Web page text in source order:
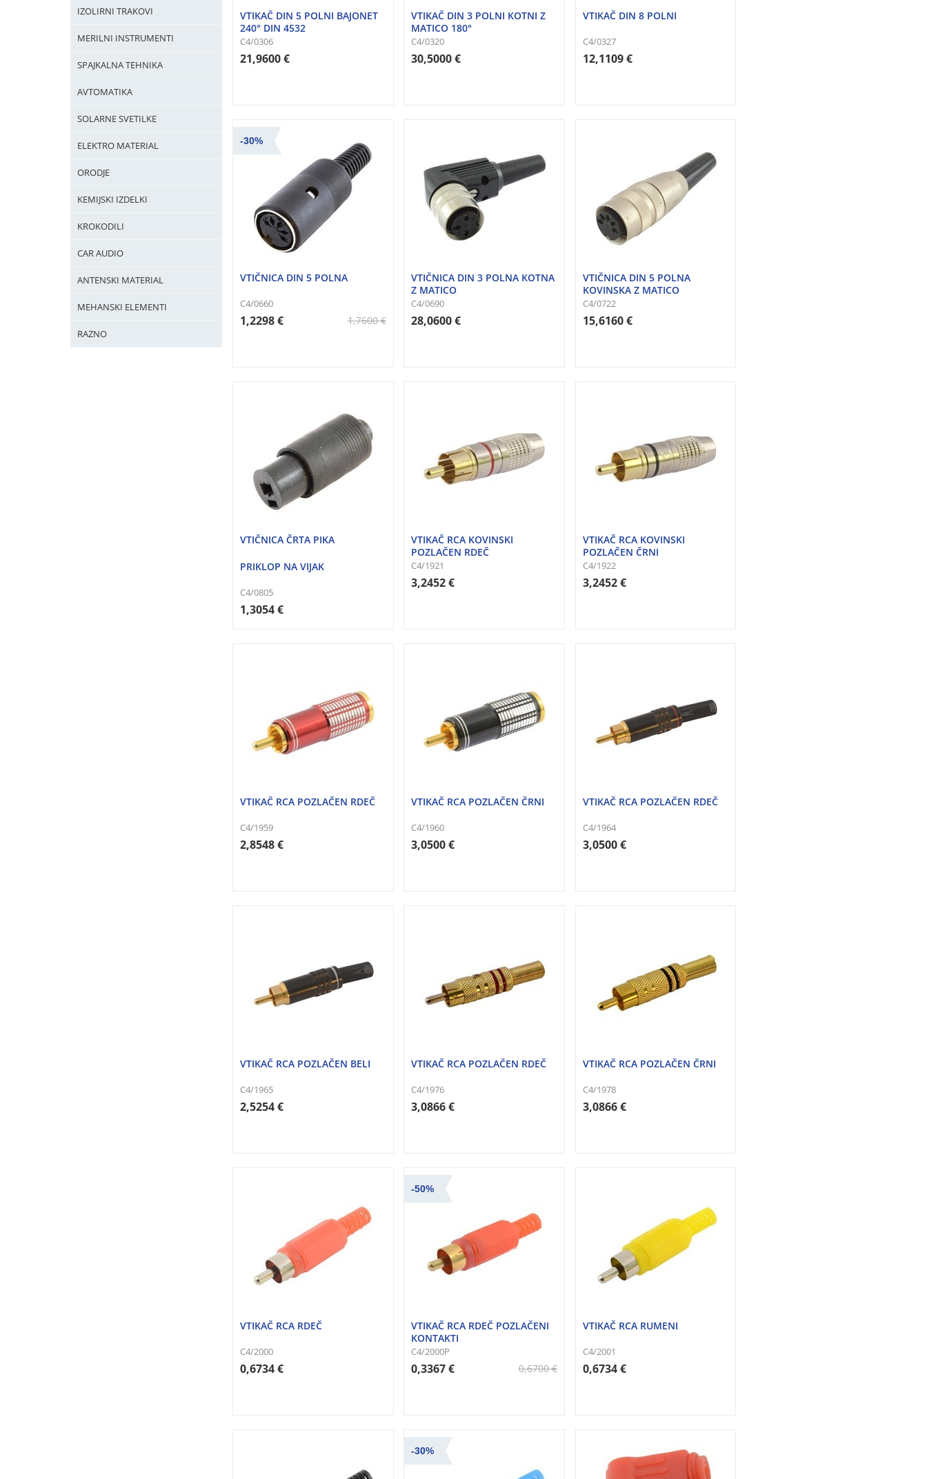
IZOLIRNI TRAKOVI
MERILNI INSTRUMENTI
SPAJKALNA TEHNIKA
AVTOMATIKA
SOLARNE SVETILKE
ELEKTRO MATERIAL
ORODJE
KEMIJSKI IZDELKI
KROKODILI
CAR AUDIO
ANTENSKI MATERIAL
MEHANSKI ELEMENTI
RAZNO
VTIKAČ DIN 5 POLNI BAJONET
240° DIN 4532
C4/0306
21,9600 €
VTIKAČ DIN 3 POLNI KOTNI Z
MATICO 180°
C4/0320
30,5000 €
VTIKAČ DIN 8 POLNI
C4/0327
12,1109 €
-30%
VTIČNICA DIN 5 POLNA
C4/0660
1,7600 €
1,2298 €
VTIČNICA DIN 3 POLNA KOTNA
Z MATICO
C4/0690
28,0600 €
VTIČNICA DIN 5 POLNA
KOVINSKA Z MATICO
C4/0722
15,6160 €
VTIČNICA ČRTA PIKA
PRIKLOP NA VIJAK
C4/0805
1,3054 €
VTIKAČ RCA KOVINSKI
POZLAČEN RDEČ
C4/1921
3,2452 €
VTIKAČ RCA KOVINSKI
POZLAČEN ČRNI
C4/1922
3,2452 €
VTIKAČ RCA POZLAČEN RDEČ
C4/1959
2,8548 €
VTIKAČ RCA POZLAČEN ČRNI
C4/1960
3,0500 €
VTIKAČ RCA POZLAČEN RDEČ
C4/1964
3,0500 €
VTIKAČ RCA POZLAČEN BELI
C4/1965
2,5254 €
VTIKAČ RCA POZLAČEN RDEČ
C4/1976
3,0866 €
VTIKAČ RCA POZLAČEN ČRNI
C4/1978
3,0866 €
VTIKAČ RCA RDEČ
C4/2000
0,6734 €
-50%
VTIKAČ RCA RDEČ POZLAČENI
KONTAKTI
C4/2000P
0,6700 €
0,3367 €
VTIKAČ RCA RUMENI
C4/2001
0,6734 €
-30%